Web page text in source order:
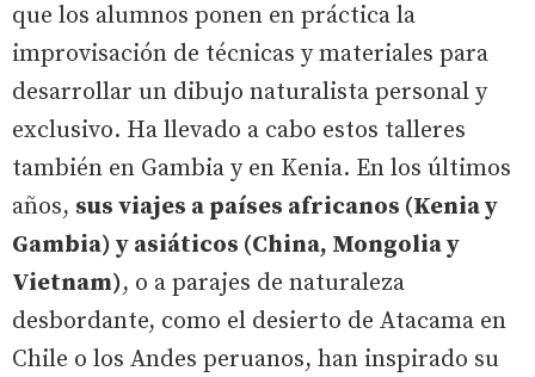
que los alumnos ponen en práctica la
improvisación de técnicas y materiales para
desarrollar un dibujo naturalista personal y
exclusivo. Ha llevado a cabo estos talleres
también en Gambia y en Kenia. En los últimos
años, sus viajes a países africanos (Kenia y
Gambia) y asiáticos (China, Mongolia y
Vietnam), o a parajes de naturaleza
desbordante, como el desierto de Atacama en
Chile o los Andes peruanos, han inspirado su